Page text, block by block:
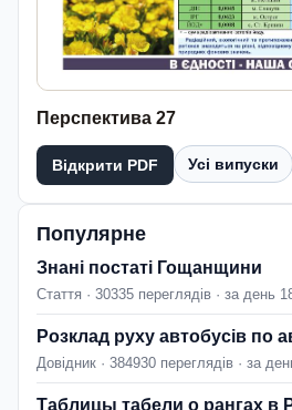
Перспектива 27
Відкрити PDF Усі випуски
Популярне
Знані постаті Гощанщини
Стаття · 30335 переглядів · за день
Розклад руху автобусів по
Довідник · 384930 переглядів · за
Таблицы табели о рангах в